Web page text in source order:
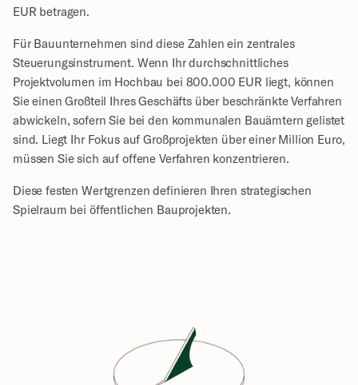
EUR betragen.
Für Bauunternehmen sind diese Zahlen ein zentrales
Steuerungsinstrument. Wenn Ihr durchschnittliches
Projektvolumen im Hochbau bei 800.000 EUR liegt, können
Sie einen Großteil Ihres Geschäfts über beschränkte Verfahren
abwickeln, sofern Sie bei den kommunalen Bauämtern gelistet
sind. Liegt Ihr Fokus auf Großprojekten über einer Million Euro,
müssen Sie sich auf offene Verfahren konzentrieren.
Diese festen Wertgrenzen definieren Ihren strategischen
Spielraum bei öffentlichen Bauprojekten.